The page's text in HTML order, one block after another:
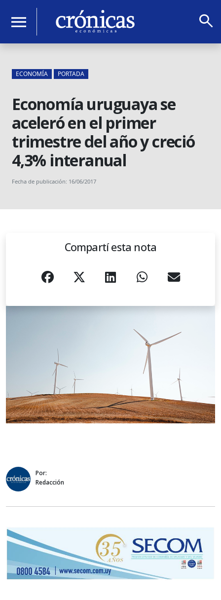
menu search
ECONOMÍA PORTADA
Economía uruguaya se
aceleró en el primer
trimestre del año y creció
4,3% interanual
Fecha de publicación: 16/06/2017
Compartí esta nota
Por:
Redacción